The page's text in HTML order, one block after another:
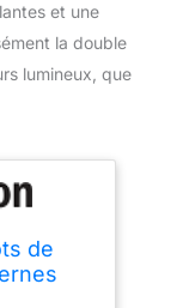
et une
la double
lumineux, que
de